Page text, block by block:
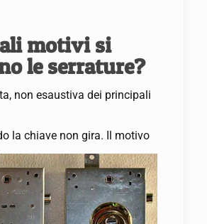
motivi si
le serrature?
non esaustiva dei principali
la chiave non gira. Il motivo